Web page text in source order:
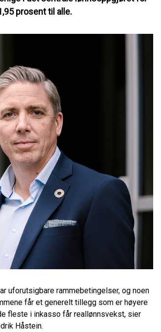
prosent til alle.
uforutsigbare rammebetingelser, og noen
får et generelt tillegg som er høyere
fleste i inkasso får reallønnsvekst, sier
Håstein.